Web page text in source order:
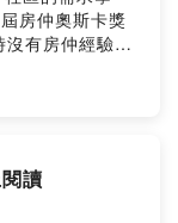
房仲奧斯卡獎
有房仲經驗，
務區域多年來
有學問的。 李
失智的風險，
provided
讀